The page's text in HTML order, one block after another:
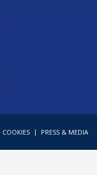
COOKIES | PRESS & MEDIA